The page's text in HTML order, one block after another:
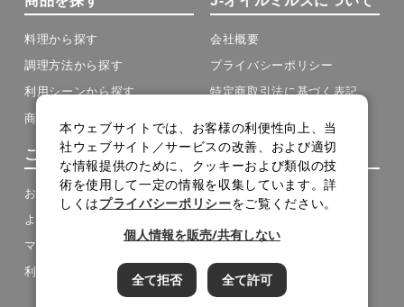
料理から探す
調理方法から探す
利用シーンから探す
商品の種類から探す
会社概要
プライバシーポリシー
特定商取引法に基づく表記
ご利用について
お買い物ガイド
よくある質問
マイページ
利用規約
その他
お問い合わせ
メルマガアーカイブ
サイトマップ
cookie設定
本ウェブサイトでは、お客様の利便性向上、当
社ウェブサイト／サービスの改善、および適切
な情報提供のために、クッキーおよび類似の技
術を使用して一定の情報を収集しています。詳
しくはプライバシーポリシーをご覧ください。
個人情報を販売/共有しない
全て拒否 全て許可